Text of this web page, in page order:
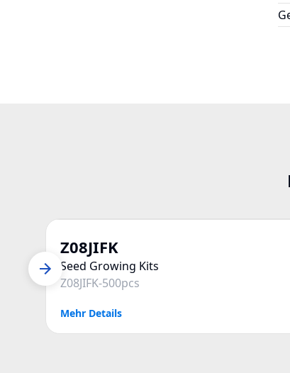
Z08JIFK
Seed Growing Kits
Z08JIFK-500pcs
Mehr Details